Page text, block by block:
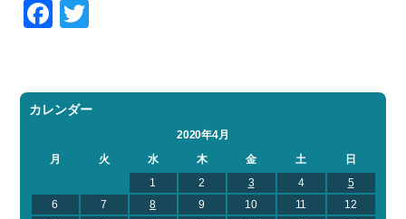
Facebook
カレンダー
2020年4月
月
火 水 木 金 土
日
1
2 3 4
5
6
7 8 9 10 11
12